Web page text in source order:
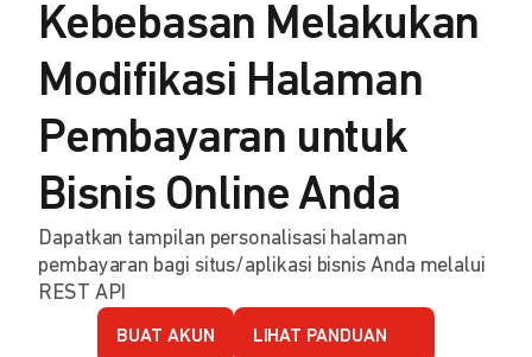
Kebebasan Melakukan
Modifikasi Halaman
Pembayaran untuk
Bisnis Online Anda
Dapatkan tampilan personalisasi halaman
pembayaran bagi situs/aplikasi bisnis Anda melalui
REST API
BUAT AKUN LIHAT PANDUAN